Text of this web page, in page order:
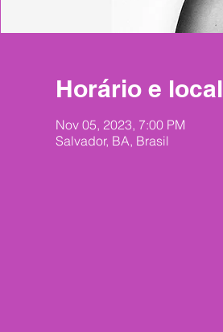
Horário e local
Nov 05, 2023, 7:00 PM
Salvador, BA, Brasil